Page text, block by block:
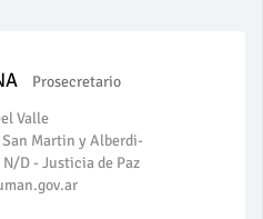
Prosecretario
Valle
Martin y Alberdi-
D - Justicia de Paz